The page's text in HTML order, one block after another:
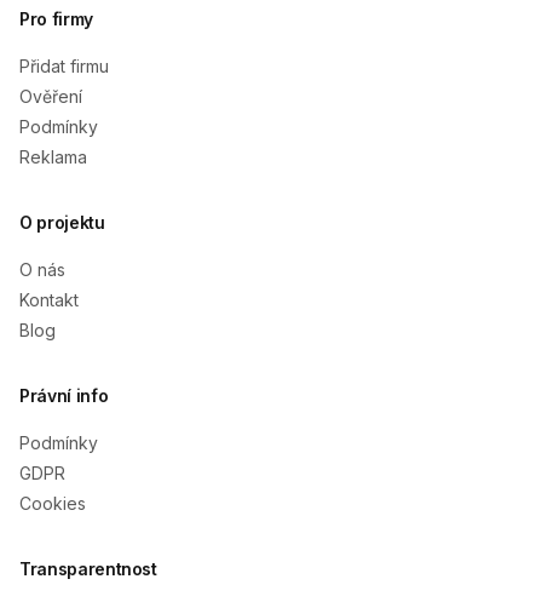
Pro firmy
Přidat firmu
Ověření
Podmínky
Reklama
O projektu
O nás
Kontakt
Blog
Právní info
Podmínky
GDPR
Cookies
Transparentnost